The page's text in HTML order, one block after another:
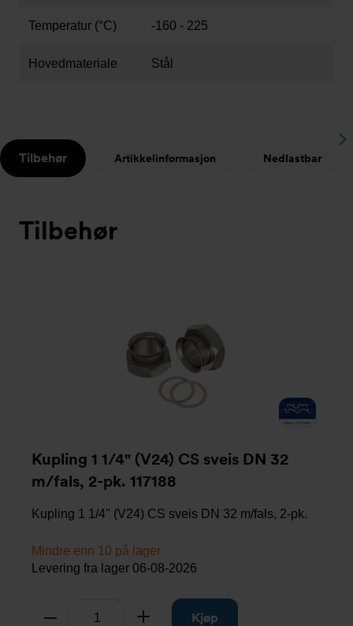
Temperatur (°C) -160 - 225
Hovedmateriale Stål
Tilbehør Artikkelinformasjon Nedlastbar
Tilbehør
Kupling 1 1/4" (V24) CS sveis DN 32
m/fals, 2-pk. 117188
Kupling 1 1/4" (V24) CS sveis DN 32 m/fals, 2-pk.
Mindre enn 10 på lager
Levering fra lager 06-08-2026
Legg tilKjøp